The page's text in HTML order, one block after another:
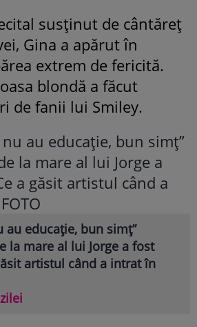
susținut de cântăreț
Gina a apărut în
extrem de fericită.
blondă a făcut
de fanii lui Smiley.
au educație, bun simț”
la mare al lui Jorge a fost
artistul când a intrat în